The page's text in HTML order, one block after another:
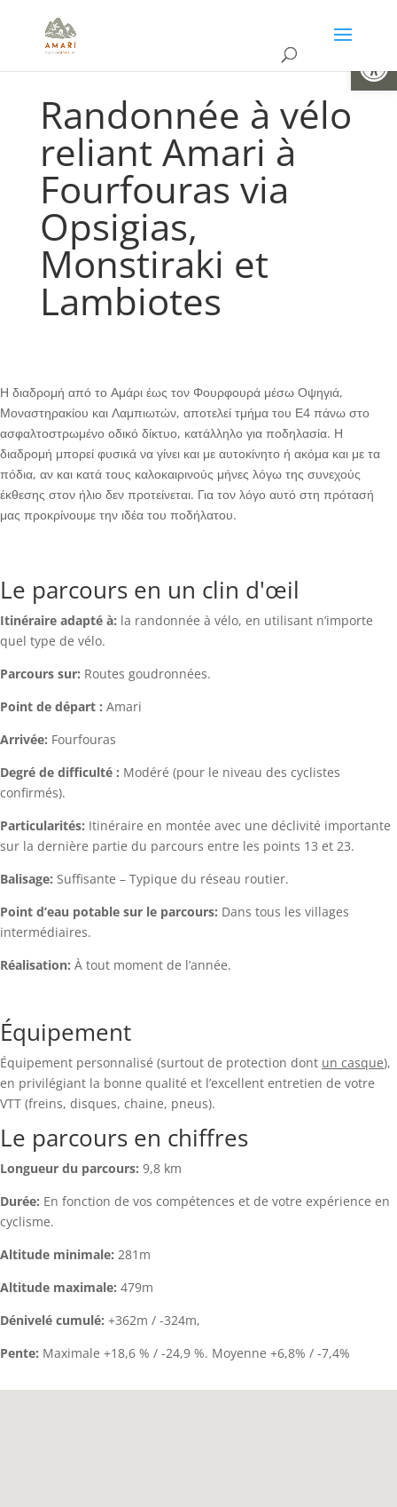
Randonnée à vélo
reliant Amari à
Fourfouras via
Opsigias,
Monstiraki et
Lambiotes
Η διαδρομή από το Αμάρι έως τον Φουρφουρά μέσω Οψηγιά,
Μοναστηρακίου και Λαμπιωτών, αποτελεί τμήμα του Ε4 πάνω στο
ασφαλτοστρωμένο οδικό δίκτυο, κατάλληλο για ποδηλασία. Η
διαδρομή μπορεί φυσικά να γίνει και με αυτοκίνητο ή ακόμα και με τα
πόδια, αν και κατά τους καλοκαιρινούς μήνες λόγω της συνεχούς
έκθεσης στον ήλιο δεν προτείνεται. Για τον λόγο αυτό στη πρότασή
μας προκρίνουμε την ιδέα του ποδήλατου.
Le parcours en un clin d'œil
Itinéraire adapté à: la randonnée à vélo, en utilisant n’importe
quel type de vélo.
Parcours sur: Routes goudronnées.
Point de départ : Amari
Arrivée: Fourfouras
Degré de difficulté : Modéré (pour le niveau des cyclistes
confirmés).
Particularités: Itinéraire en montée avec une déclivité importante
sur la dernière partie du parcours entre les points 13 et 23.
Balisage: Suffisante – Typique du réseau routier.
Point d’eau potable sur le parcours: Dans tous les villages
intermédiaires.
Réalisation: À tout moment de l’année.
Équipement
Équipement personnalisé (surtout de protection dont un casque),
en privilégiant la bonne qualité et l’excellent entretien de votre
VTT (freins, disques, chaine, pneus).
Le parcours en chiffres
Longueur du parcours: 9,8 km
Durée: En fonction de vos compétences et de votre expérience en
cyclisme.
Altitude minimale: 281m
Altitude maximale: 479m
Dénivelé cumulé: +362m / -324m,
Pente: Maximale +18,6 % / -24,9 %. Moyenne +6,8% / -7,4%